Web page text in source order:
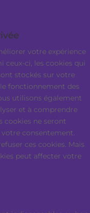
votre expérience
ceux-ci, les cookies qui
stockés sur votre
fonctionnement des
utilisons également
et à comprendre
cookies ne seront
consentement.
ces cookies. Mais
peut affecter votre